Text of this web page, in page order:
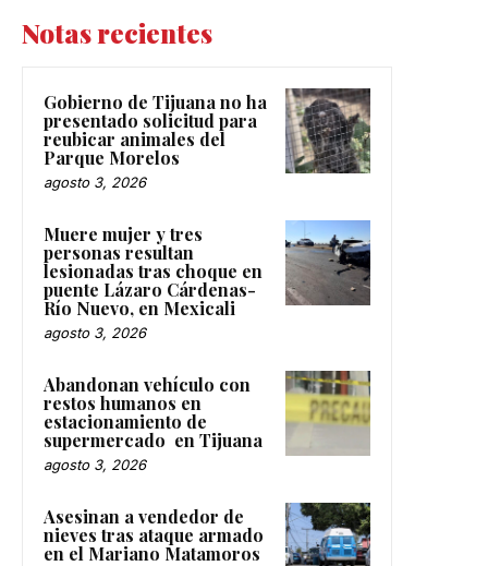
Notas recientes
Gobierno de Tijuana no ha
presentado solicitud para
reubicar animales del
Parque Morelos
agosto 3, 2026
Muere mujer y tres
personas resultan
lesionadas tras choque en
puente Lázaro Cárdenas-
Río Nuevo, en Mexicali
agosto 3, 2026
Abandonan vehículo con
restos humanos en
estacionamiento de
supermercado en Tijuana
agosto 3, 2026
Asesinan a vendedor de
nieves tras ataque armado
en el Mariano Matamoros